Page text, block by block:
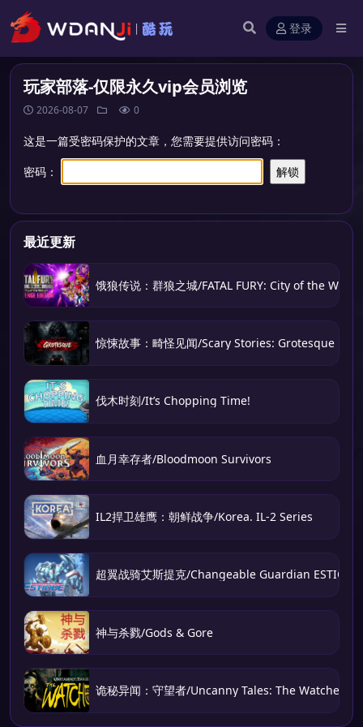
登录
玩家部落-仅限永久vip会员浏览
2026-08-07 0
这是一篇受密码保护的文章，您需要提供访问密码：
密码：
最近更新
饿狼传说：群狼之城/FATAL FURY: City of the
惊悚故事：畸怪见闻/Scary Stories: Grotesque
伐木时刻/It’s Chopping Time!
血月幸存者/Bloodmoon Survivors
IL2捍卫雄鹰：朝鲜战争/Korea. IL-2 Series
超翼战骑艾斯提克/Changeable Guardian ESTIQUE
神与杀戮/Gods & Gore
诡秘异闻：守望者/Uncanny Tales: The Watcher